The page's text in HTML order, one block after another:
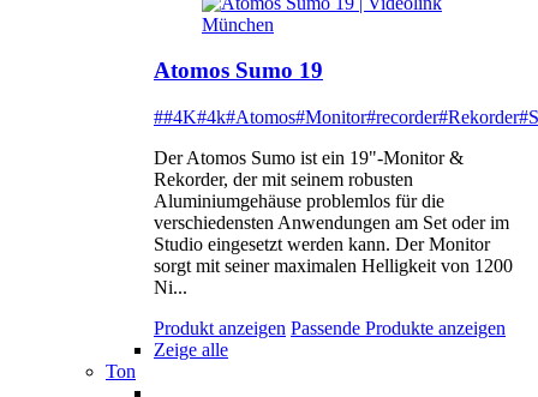
Atomos Sumo 19
##4K#4k#Atomos#Monitor#recorder#Rekorder
Der Atomos Sumo ist ein 19"-Monitor &
Rekorder, der mit seinem robusten
Aluminiumgehäuse problemlos für die
verschiedensten Anwendungen am Set oder im
Studio eingesetzt werden kann. Der Monitor
sorgt mit seiner maximalen Helligkeit von 1200
Ni...
Produkt anzeigen Passende Produkte anzeigen
Zeige alle
Ton